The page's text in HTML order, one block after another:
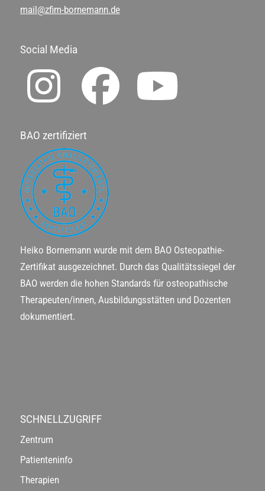
mail@zfim-bornemann.de
Social Media
BAO zertifiziert
Heiko Bornemann wurde mit dem BAO Osteopathie-
Zertifikat ausgezeichnet. Durch das Qualitätssiegel der
BAO werden die hohen Standards für osteopathische
Therapeuten/innen, Ausbildungsstätten und Dozenten
dokumentiert.
SCHNELLZUGRIFF
Zentrum
Patienteninfo
Therapien